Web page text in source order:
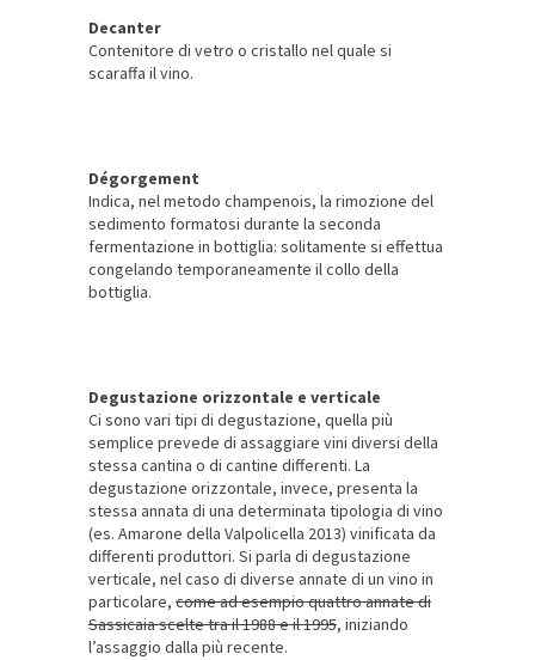
Decanter
Contenitore di vetro o cristallo nel quale si
scaraffa il vino.
Dégorgement
Indica, nel metodo champenois, la rimozione del
sedimento formatosi durante la seconda
fermentazione in bottiglia: solitamente si effettua
congelando temporaneamente il collo della
bottiglia.
Degustazione orizzontale e verticale
Ci sono vari tipi di degustazione, quella più
semplice prevede di assaggiare vini diversi della
stessa cantina o di cantine differenti. La
degustazione orizzontale, invece, presenta la
stessa annata di una determinata tipologia di vino
(es. Amarone della Valpolicella 2013) vinificata da
differenti produttori. Si parla di degustazione
verticale, nel caso di diverse annate di un vino in
particolare, come ad esempio quattro annate di
Sassicaia scelte tra il 1988 e il 1995, iniziando
l’assaggio dalla più recente.